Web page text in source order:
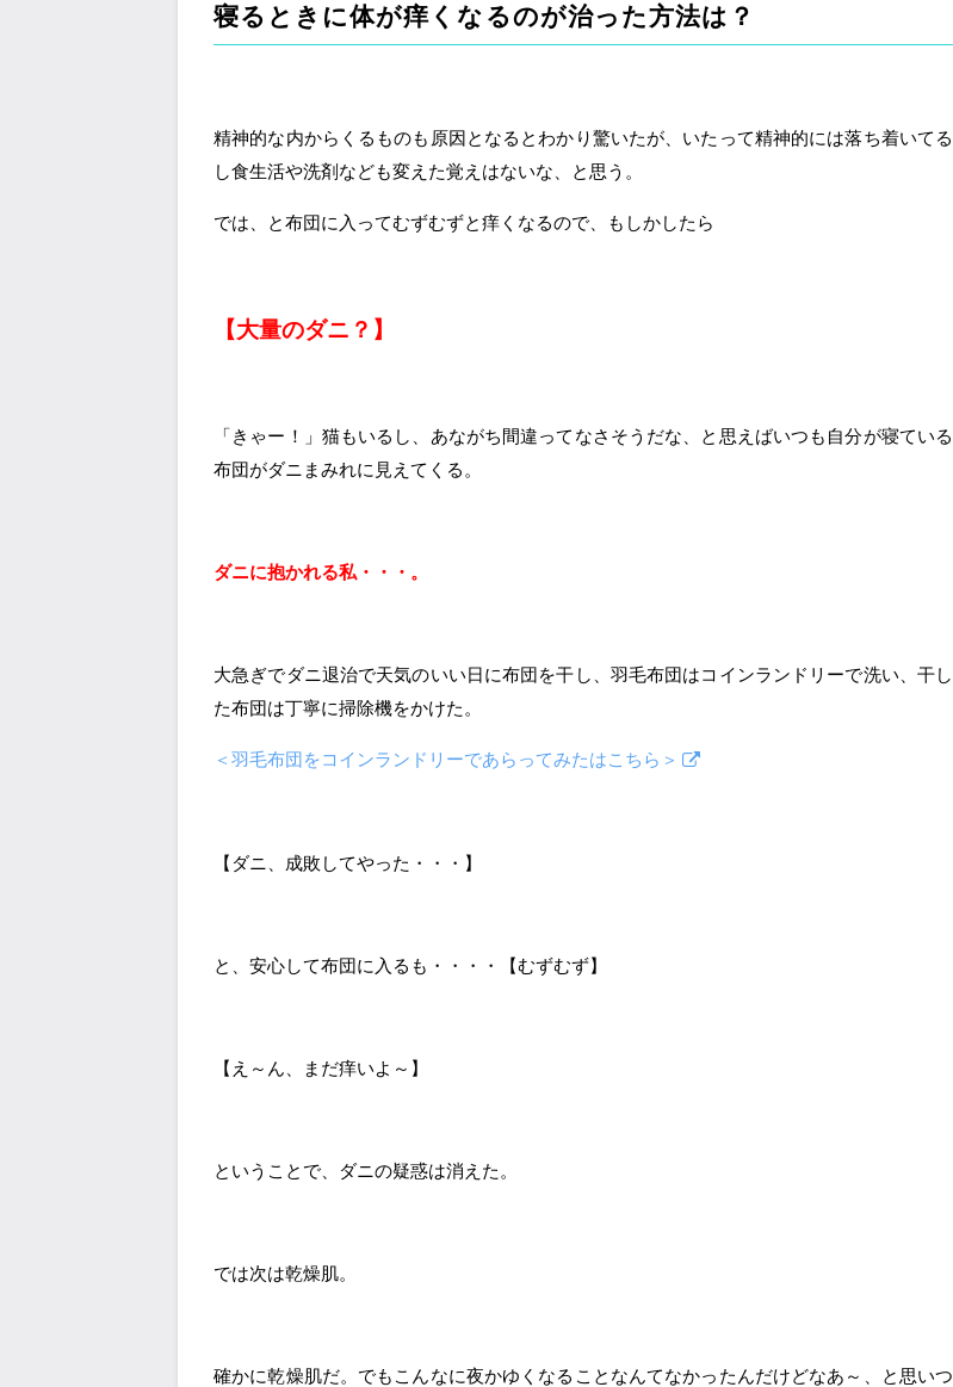
寝るときに体が痒くなるのが治った方法は？
精神的な内からくるものも原因となるとわかり驚いたが、いたって精神的には落ち着いてる
し食生活や洗剤なども変えた覚えはないな、と思う。
では、と布団に入ってむずむずと痒くなるので、もしかしたら
【大量のダニ？】
「きゃー！」猫もいるし、あながち間違ってなさそうだな、と思えばいつも自分が寝ている
布団がダニまみれに見えてくる。
ダニに抱かれる私・・・。
大急ぎでダニ退治で天気のいい日に布団を干し、羽毛布団はコインランドリーで洗い、干し
た布団は丁寧に掃除機をかけた。
＜羽毛布団をコインランドリーであらってみたはこちら＞
【ダニ、成敗してやった・・・】
と、安心して布団に入るも・・・・【むずむず】
【え～ん、まだ痒いよ～】
ということで、ダニの疑惑は消えた。
では次は乾燥肌。
確かに乾燥肌だ。でもこんなに夜かゆくなることなんてなかったんだけどなあ～、と思いつ